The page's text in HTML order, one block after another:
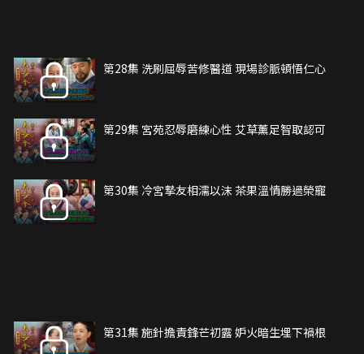
第28集 洗刷屈辱苦修醫道 現場診脈頓悟仁心
第29集 宮苑忍辱磨練心性 艾草薰足智取認可
第30集 冷宮摯友相濡以沫 茶果溫情勝過榮寵
第31集 施針擔責鋒芒初露 妒火暗生埋下禍根